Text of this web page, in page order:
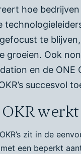
hoe
te
groeien. Ook
en de ONE
succesvol
werkt
zit in de
een beperkt